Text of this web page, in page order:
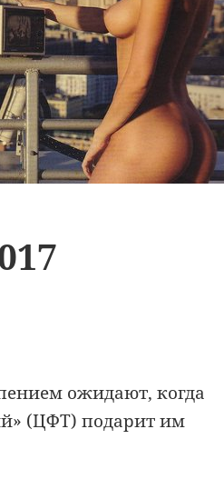
ожидают, когда
(ЦФТ) подарит им